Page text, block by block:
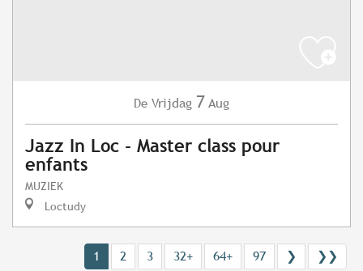
De Vrijdag 7 Aug
Jazz In Loc - Master class pour
enfants
MUZIEK
Loctudy
1 2 3 32+ 64+ 97 ❯ ❯❯